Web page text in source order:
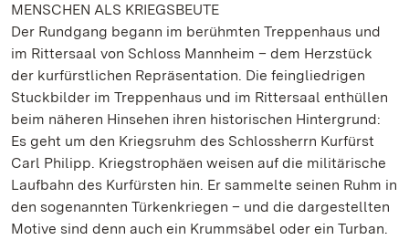
MENSCHEN ALS KRIEGSBEUTE
Der Rundgang begann im berühmten Treppenhaus und
im Rittersaal von Schloss Mannheim – dem Herzstück
der kurfürstlichen Repräsentation. Die feingliedrigen
Stuckbilder im Treppenhaus und im Rittersaal enthüllen
beim näheren Hinsehen ihren historischen Hintergrund:
Es geht um den Kriegsruhm des Schlossherrn Kurfürst
Carl Philipp. Kriegstrophäen weisen auf die militärische
Laufbahn des Kurfürsten hin. Er sammelte seinen Ruhm in
den sogenannten Türkenkriegen – und die dargestellten
Motive sind denn auch ein Krummsäbel oder ein Turban.